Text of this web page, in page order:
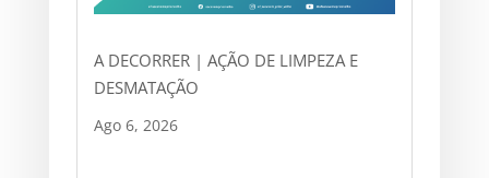
A DECORRER | AÇÃO DE LIMPEZA E
DESMATAÇÃO
Ago 6, 2026